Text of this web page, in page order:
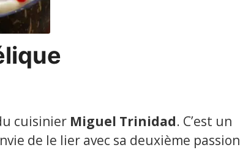
cuisinier Miguel Trinidad. C’est un
de le lier avec sa deuxième passion